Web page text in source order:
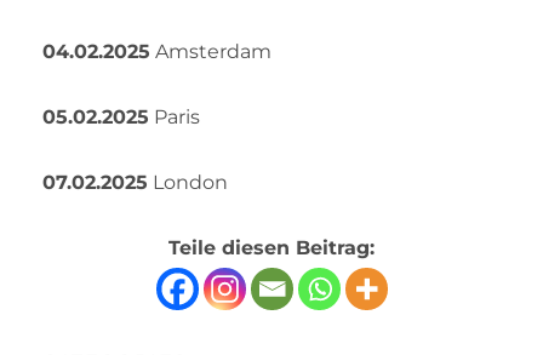
04.02.2025 Amsterdam
05.02.2025 Paris
07.02.2025 London
Teile diesen Beitrag: